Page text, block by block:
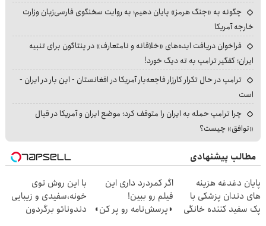
چگونه به «جنگ هرمز» پایان دهیم؛ به روایت سخنگوی فارسی‌زبان وزارت
خارجه آمریکا
فراخوان دریافت ایده‌های «خلاقانه و نامتعارف» در پنتاگون برای تنبیه
ایران؛ کفگیر ترامپ به ته دیگ خورد!
ترامپ در حال تکرار کارزار فاجعه‌بار آمریکا در افغانستان - این بار در ایران -
است
چرا ترامپ حمله به ایران را متوقف کرد؛ موضع ایران و آمریکا در قبال
«توافق» چیست؟
مطالب پیشنهادی
پایان دغدغه هزینه
های دندان پزشکی با
پک سفید کننده خانگی
اگر کمردرد داری این
فیلم رو ببین!
◗پرسش‌نامه رو پر کن◖
با این روش توی
خونه،سفیدی و زیبایی
دندوناتو برگردون